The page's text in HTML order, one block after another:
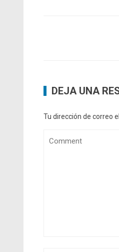
DEJA UNA
Tu dirección de correo